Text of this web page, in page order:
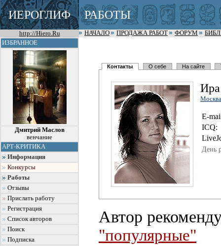
ИЕРОГЛИФ РАБОТЫ
http://Hiero.Ru НАЧАЛО ПРОДАЖА РАБОТ ФОРУМ
ИЗБРАННОЕ
Дмитрий Маслов
венчание
АРТ-КРИТИКА
Информация
Конкурсы
Работы
Отзывы
Прислать работу
Регистрация
Список авторов
Поиск
Подписка
Контакты О себе На сайте
Москва
E-
ICQ:
День
Автор
"популярные"